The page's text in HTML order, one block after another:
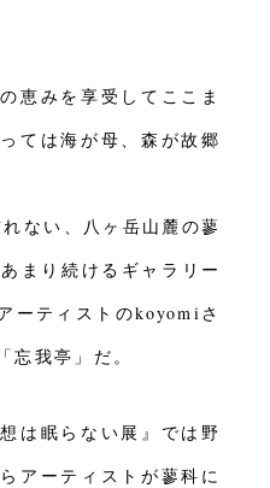
恵みを享受してここま
ては海が母、森が故郷
ない、八ヶ岳山麓の蓼
まり続けるギャラリー
ーティストのkoyomiさ
忘我亭」だ。
は眠らない展』では野
アーティストが蓼科に